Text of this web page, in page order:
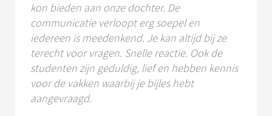
kon bieden aan onze dochter. De
communicatie verloopt erg soepel en
iedereen is meedenkend. Je kan altijd bij ze
terecht voor vragen. Snelle reactie. Ook de
studenten zijn geduldig, lief en hebben kennis
voor de vakken waarbij je bijles hebt
aangevraagd.